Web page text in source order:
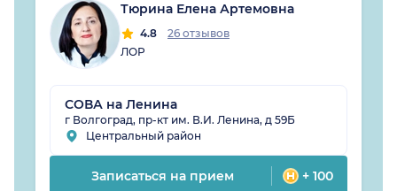
Тюрина Елена Артемовна
4.8
26 отзывов
ЛОР
СОВА на Ленина
г Волгоград, пр-кт им. В.И. Ленина, д 59Б
Центральный район
Записаться на прием + 100